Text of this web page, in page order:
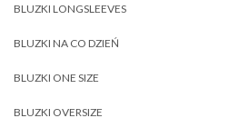
BLUZKI LONGSLEEVES
BLUZKI NA CO DZIEŃ
BLUZKI ONE SIZE
BLUZKI OVERSIZE